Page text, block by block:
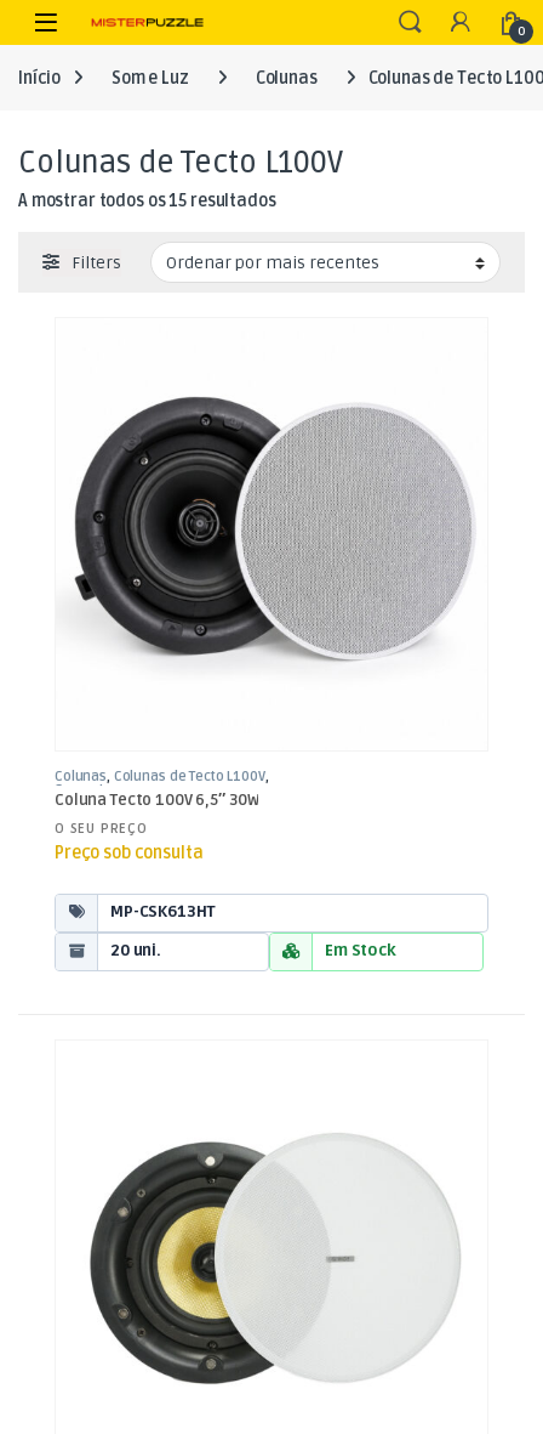
Skip to navigation
Skip to content
Open 0
Início Som e Luz Colunas Colunas de Tecto
Colunas de Tecto L100V
A mostrar todos os 15 resultadosOrdenado por mais recentes
Filters
Colunas, Colunas de Tecto L100V,
Som e Luz
Coluna Tecto 100V 6,5″ 30W
O SEU PREÇO
Preço sob consulta
MP-CSK613HT
20 uni.
Em Stock